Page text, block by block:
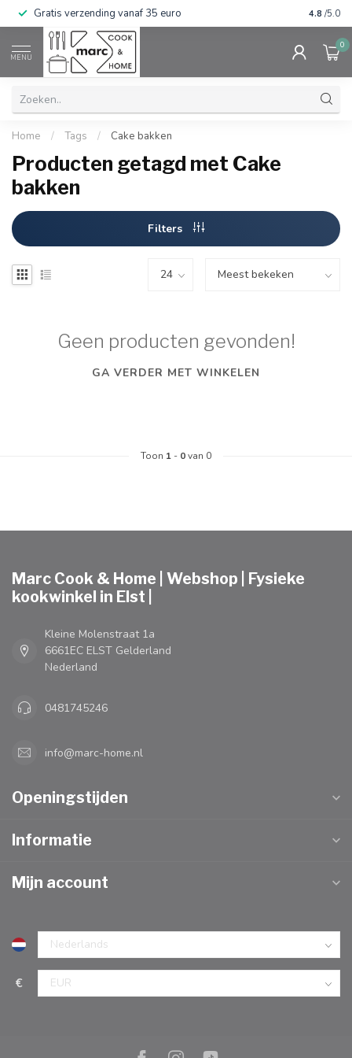
Gratis verzending vanaf 35 euro 4.8 /5.0
MENU
0
Home / Tags / Cake bakken
Producten getagd met Cake
bakken
Filters
Geen producten gevonden!
GA VERDER MET WINKELEN
Toon 1 - 0van 0
Marc Cook & Home | Webshop | Fysieke
kookwinkel in Elst |
Kleine Molenstraat 1a
6661EC ELST Gelderland
Nederland
0481745246
info@marc-home.nl
Openingstijden
Informatie
Mijn account
€